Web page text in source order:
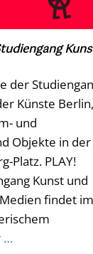
der
Künste Berlin,
und
Objekte in der
Platz. PLAY!
Kunst und
findet im
…